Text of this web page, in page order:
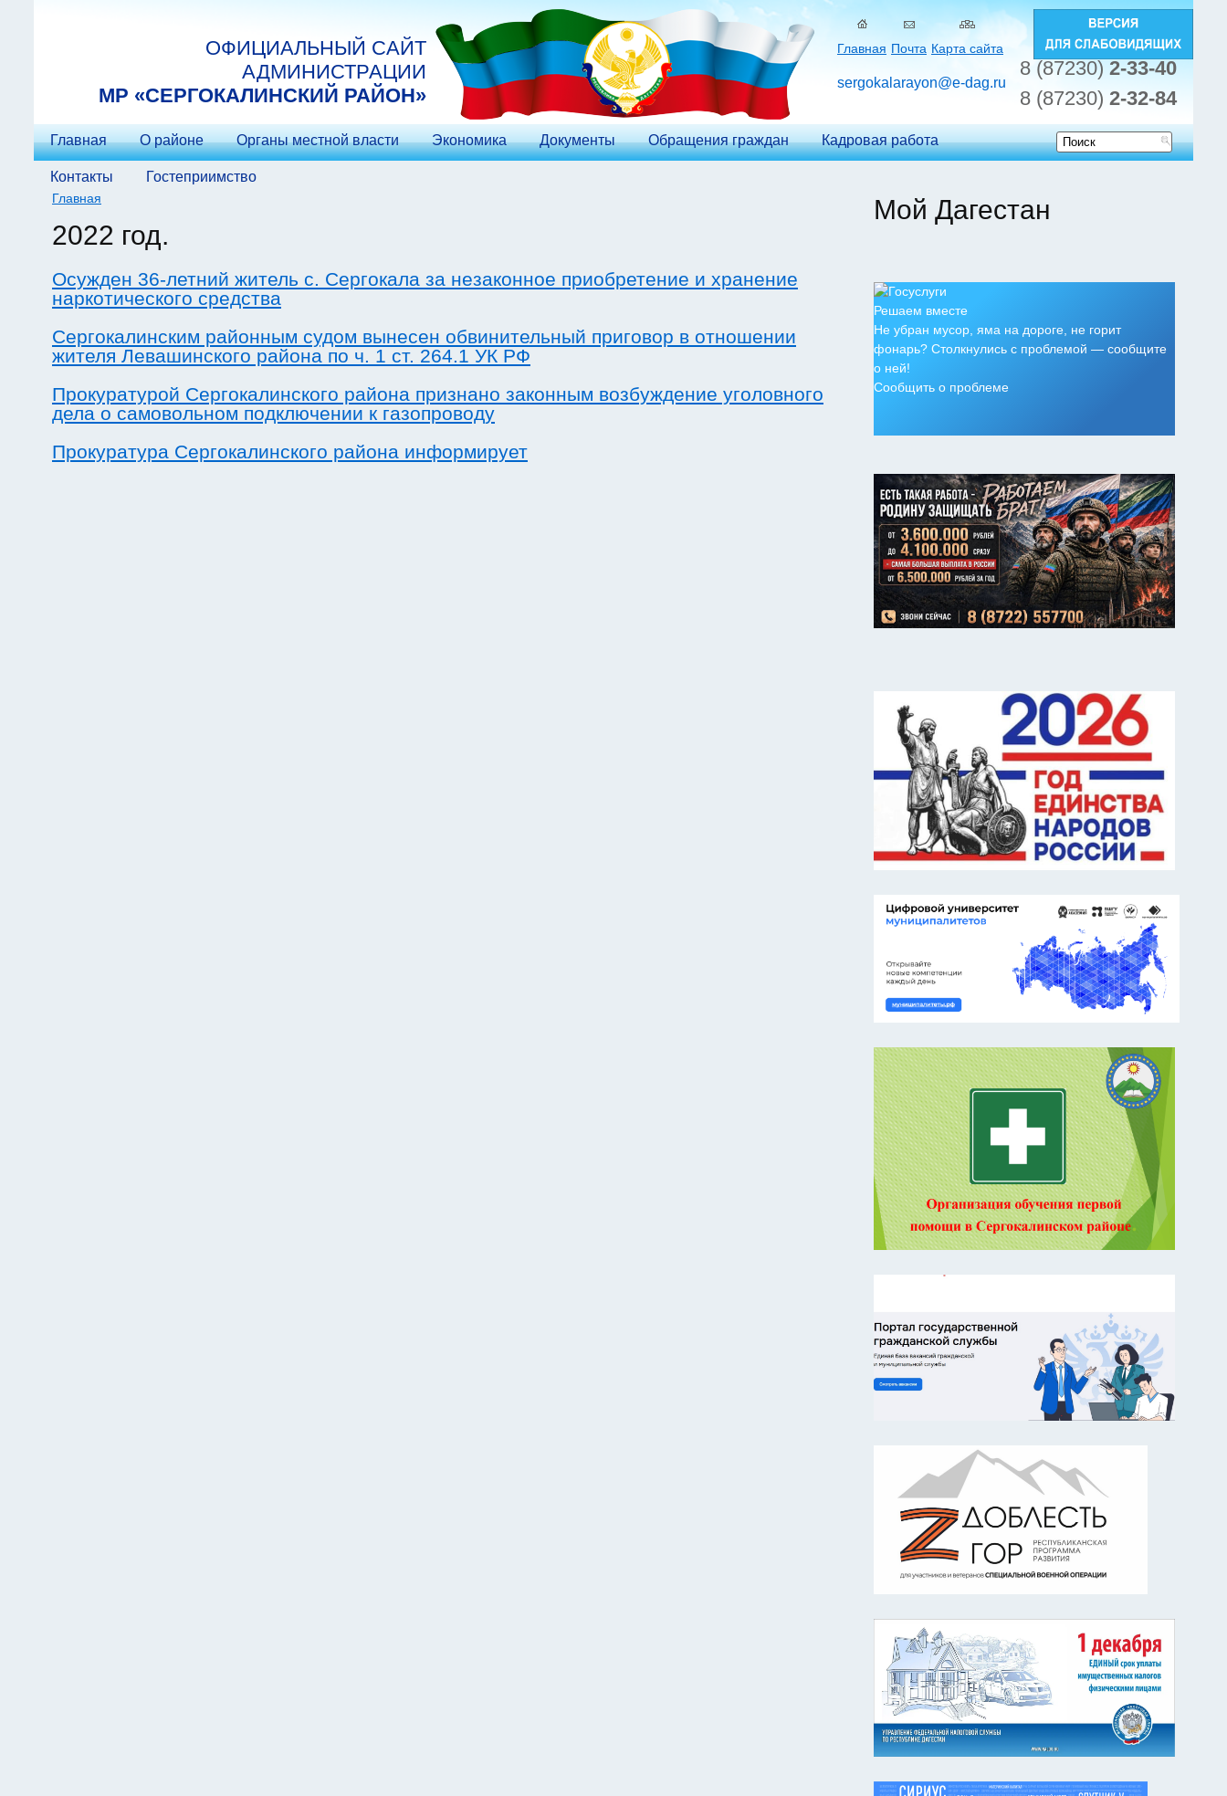
ОФИЦИАЛЬНЫЙ САЙТ
АДМИНИСТРАЦИИ
МP «СЕРГОКАЛИНСКИЙ РАЙОН»
Главная Почта Карта сайта
sergokalarayon@e-dag.ru
8 (87230) 2-33-40
8 (87230) 2-32-84
Главная О районе Органы местной власти Экономика Документы Обращения граждан Кадровая работа
Контакты Гостеприимство
Форма
Вы здесь
Главная
2022 год.
Осужден 36-летний житель с. Сергокала за незаконное приобретение и хранение
наркотического средства
Сергокалинским районным судом вынесен обвинительный приговор в отношении
жителя Левашинского района по ч. 1 ст. 264.1 УК РФ
Прокуратурой Сергокалинского района признано законным возбуждение уголовного
дела о самовольном подключении к газопроводу
Прокуратура Сергокалинского района информирует
Мой Дагестан
Решаем вместе
Не убран мусор, яма на дороге, не горит
фонарь? Столкнулись с проблемой — сообщите
о ней!
Сообщить о проблеме